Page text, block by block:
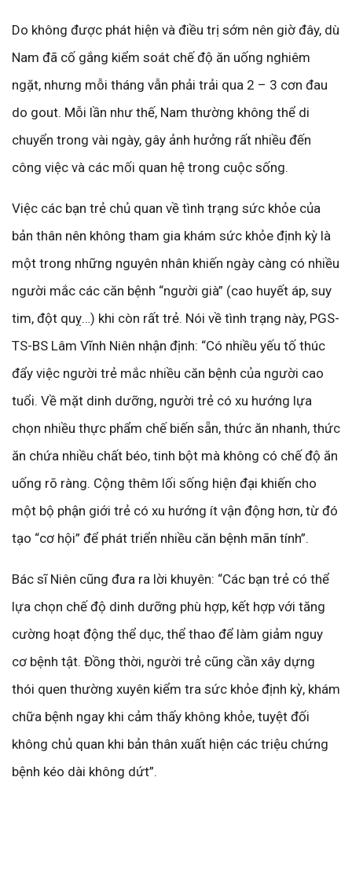
Do không được phát hiện và điều trị sớm nên giờ đây, dù
Nam đã cố gắng kiểm soát chế độ ăn uống nghiêm
ngặt, nhưng mỗi tháng vẫn phải trải qua 2 – 3 cơn đau
do gout. Mỗi lần như thế, Nam thường không thể di
chuyển trong vài ngày, gây ảnh hưởng rất nhiều đến
công việc và các mối quan hệ trong cuộc sống.
Việc các bạn trẻ chủ quan về tình trạng sức khỏe của
bản thân nên không tham gia khám sức khỏe định kỳ là
một trong những nguyên nhân khiến ngày càng có nhiều
người mắc các căn bệnh “người già” (cao huyết áp, suy
tim, đột quỵ…) khi còn rất trẻ. Nói về tình trạng này, PGS-
TS-BS Lâm Vĩnh Niên nhận định: “Có nhiều yếu tố thúc
đẩy việc người trẻ mắc nhiều căn bệnh của người cao
tuổi. Về mặt dinh dưỡng, người trẻ có xu hướng lựa
chọn nhiều thực phẩm chế biến sẵn, thức ăn nhanh, thức
ăn chứa nhiều chất béo, tinh bột mà không có chế độ ăn
uống rõ ràng. Cộng thêm lối sống hiện đại khiến cho
một bộ phận giới trẻ có xu hướng ít vận động hơn, từ đó
tạo “cơ hội” để phát triển nhiều căn bệnh mãn tính”.
Bác sĩ Niên cũng đưa ra lời khuyên: “Các bạn trẻ có thể
lựa chọn chế độ dinh dưỡng phù hợp, kết hợp với tăng
cường hoạt động thể dục, thể thao để làm giảm nguy
cơ bệnh tật. Đồng thời, người trẻ cũng cần xây dựng
thói quen thường xuyên kiểm tra sức khỏe định kỳ, khám
chữa bệnh ngay khi cảm thấy không khỏe, tuyệt đối
không chủ quan khi bản thân xuất hiện các triệu chứng
bệnh kéo dài không dứt”.